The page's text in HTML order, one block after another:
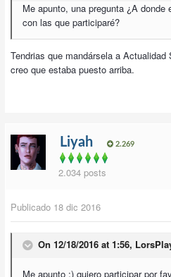
Me apunto, una pregunta ¿A
con las que participaré?
Tendrias que mandársela a
creo que estaba puesto arriba.
Liyah 2.269
2.034 posts
Publicado 18 dic 2016
On 12/18/2016 at 1:56,
Me apunto :) quiero participar por